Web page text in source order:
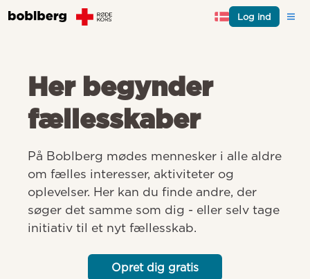
Log ind
Her begynder
fællesskaber
På Boblberg mødes mennesker i alle aldre
om fælles interesser, aktiviteter og
oplevelser. Her kan du finde andre, der
søger det samme som dig - eller selv tage
initiativ til et nyt fællesskab.
Opret dig gratis